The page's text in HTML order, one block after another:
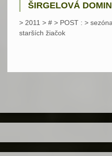
ŠIRGELOVÁ
> 2011 > # > POST : >
starších žiačok